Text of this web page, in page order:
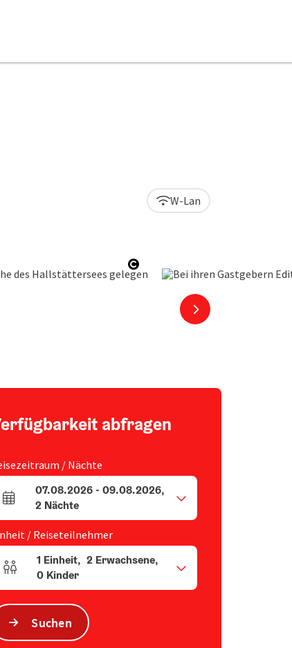
Copyright öffnen
nächstes Element
W-Lan
öffnen
abfragen
/ Nächte
An- und Abreisefelder
07.08.2026- 09.08.2026,
2 Nächte
/ Reiseteilnehmer
Einheitenanzahl und Personenfelder
1 Einheit, 2 Erwachsene,
0 Kinder
Suchen